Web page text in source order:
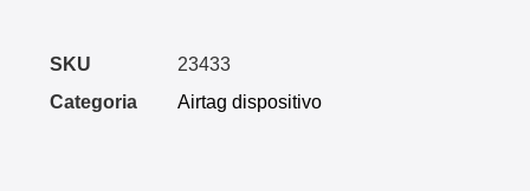
SKU
23433
Categoria
Airtag dispositivo